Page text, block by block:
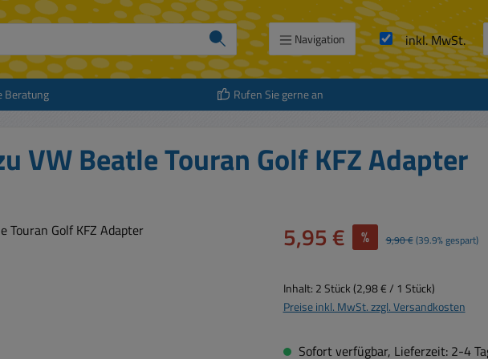
Navigation inkl. MwSt.
Beratung Rufen Sie gerne an
VW Beatle Touran Golf KFZ Adapter
Verkaufspreis:
5,95 € % Regulärer Preis:
9,90 €(39.9% gespart)
Inhalt: 2 Stück(2,98 € / 1 Stück)
Preise inkl. MwSt. zzgl. Versandkosten
Sofort verfügbar, Lieferzeit: 2-4